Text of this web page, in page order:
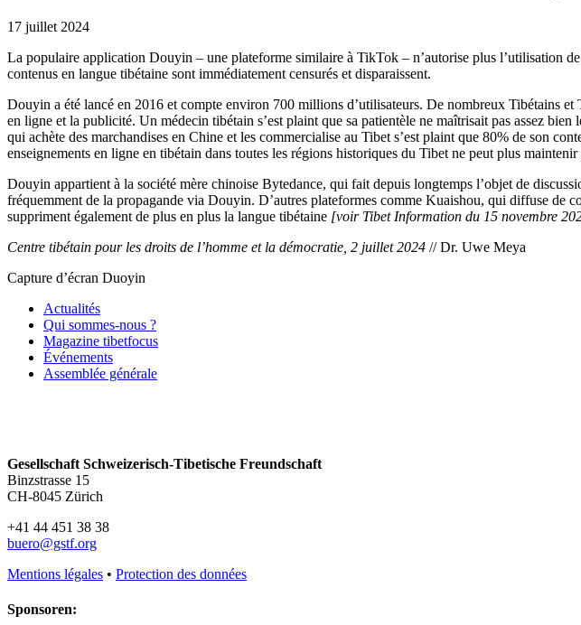
17 juillet 2024
La populaire application Douyin – une plateforme similaire à TikTok – n’autorise plus l’utilisation
contenus en langue tibétaine sont immédiatement censurés et disparaissent.
Douyin a été lancé en 2016 et compte environ 700 millions d’utilisateurs. De nombreux Tibétains
en ligne et la publicité. Un médecin tibétain s’est plaint que sa patientèle ne maîtrisait pas assez
qui achète des marchandises en Chine et les commercialise au Tibet s’est plaint que 80% de son
enseignements en ligne en tibétain dans toutes les régions historiques du Tibet ne peut plus
Douyin appartient à la société mère chinoise Bytedance, qui fait depuis longtemps l’objet de
fréquemment de la propagande via Douyin. D’autres plateformes comme Kuaishou, qui diffuse de
suppriment également de plus en plus la langue tibétaine [voir Tibet Information du 15 novembre
Centre tibétain pour les droits de l’homme et la démocratie, 2 juillet 2024 // Dr. Uwe Meya
Capture d’écran Duoyin
Actualités
Qui sommes-nous ?
Magazine tibetfocus
Événements
Assemblée générale
Gesellschaft Schweizerisch-Tibetische Freundschaft
Binzstrasse 15
CH-8045 Zürich
+41 44 451 38 38
buero@gstf.org
Mentions légales • Protection des données
Sponsoren: